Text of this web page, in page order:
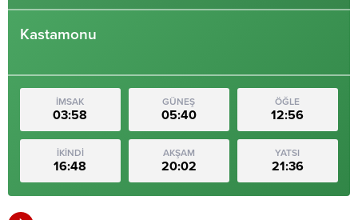
Kastamonu
İMSAK
03:58
GÜNEŞ
05:40
ÖĞLE
12:56
İKİNDİ
16:48
AKŞAM
20:02
YATSI
21:36